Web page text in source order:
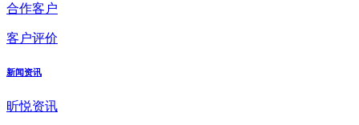
合作客户
客户评价
新闻资讯
昕悦资讯